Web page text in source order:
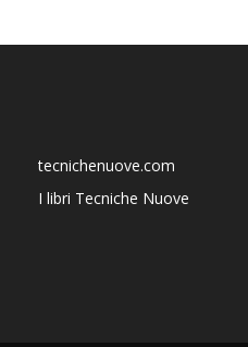
tecnichenuove.com
I libri Tecniche Nuove